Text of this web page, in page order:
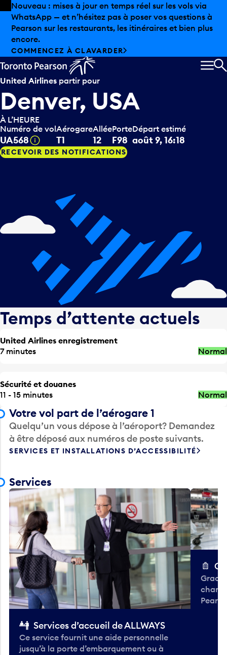
Skip to offers
Passer au contenu principal
Nouveau : mises à jour en temps réel sur les vols via
WhatsApp — et n’hésitez pas à poser vos questions à
Pearson sur les restaurants, les itinéraires et bien plus
encore.
COMMENCEZ À CLAVARDER
United Airlines partir pour
Denver, USA
À L’HEURE
Numéro de vol
UA568 Infobulle
Aérogare
T1
Allée
12
Porte
F98
Départ estimé
août 9, 16:18
RECEVOIR DES NOTIFICATIONS
Temps d’attente actuels
United Airlines enregistrement
7 minutes
Normal
Sécurité et douanes
11 - 15 minutes
Normal
Votre vol part de l’aérogare 1
Quelqu’un vous dépose à l’aéroport? Demandez
à être déposé aux numéros de poste suivants.
SERVICES ET INSTALLATIONS D’ACCESSIBILITÉ
Services
Services d’accueil de ALLWAYS
Ce service fournit une aide personnelle
jusqu’à la porte d’embarquement ou à